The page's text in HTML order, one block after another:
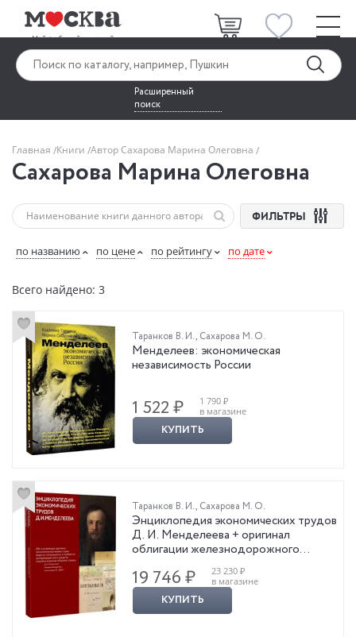
Расширенный
поиск
Главная Книги Автор Сахарова Марина Олеговна
Сахарова Марина Олеговна
ФИЛЬТРЫ
по названию по цене по рейтингу по дате
Всего найдено: 3
Таранков В. И., Сахарова М. О.
Менделеев: экономическая
независимость России
1 522 ₽
1 790 ₽
в магазине
КУПИТЬ
Таранков В. И., Сахарова М. О.
Энциклопедия экономических трудов
Д. И. Менделеева + оригинал
облигации железнодорожного
общества начала XX века
19 746 ₽
23 230 ₽
в магазине
КУПИТЬ